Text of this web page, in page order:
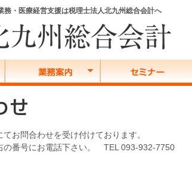
務・医療経営支援は税理士法人北九州総合会計へ
お問合わせを受け付けております。
の番号にお電話下さい。 TEL 093-932-7750